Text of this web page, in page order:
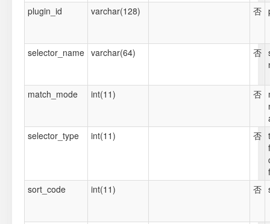
plugin_id
varchar(128) 否
selector_name varchar(64) 否
match_mode int(11) 否
selector_type
int(11) 否
sort_code
int(11) 否